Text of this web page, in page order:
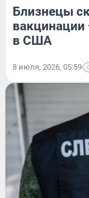
Близнецы
вакцинации
в США
8 июля, 2026, 05:59